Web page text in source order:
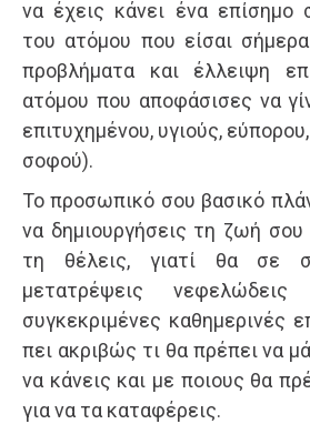
να έχεις κάνει ένα επίσημο
του ατόμου που είσαι
προβλήματα και έλλειψη
ατόμου που αποφάσισες να
επιτυχημένου, υγιούς,
σοφού).
Το προσωπικό σου βασικό
να δημιουργήσεις τη ζωή
τη θέλεις, γιατί θα σε
μετατρέψεις
συγκεκριμένες καθημερινές
πει ακριβώς τι θα πρέπει να
να κάνεις και με ποιους θα
για να τα καταφέρεις.